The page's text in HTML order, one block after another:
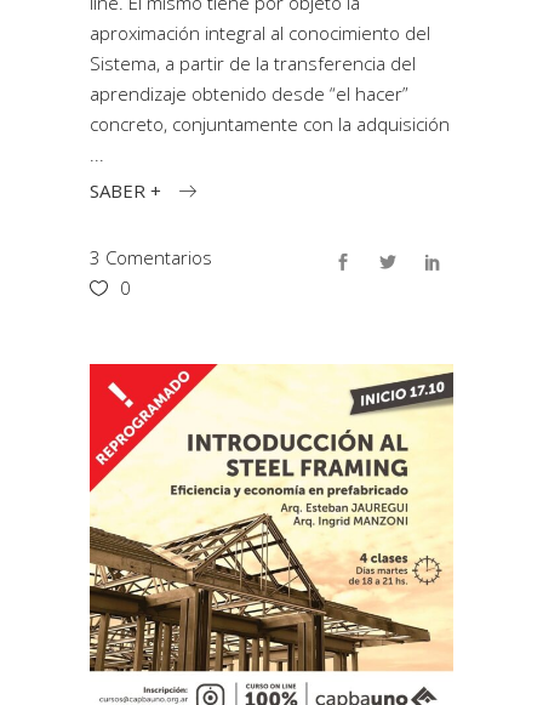
aproximación integral al conocimiento del
Sistema, a partir de la transferencia del
aprendizaje obtenido desde “el hacer”
concreto, conjuntamente con la adquisición
SABER +
3 Comentarios
0